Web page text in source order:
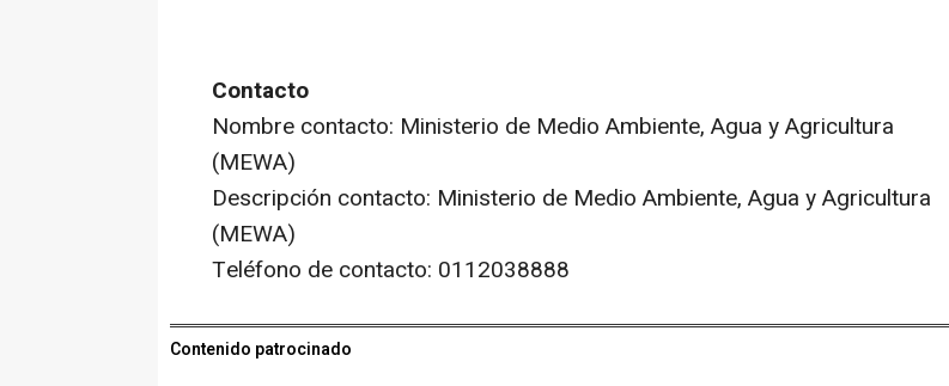
Contacto
Nombre contacto: Ministerio de Medio Ambiente, Agua y Agricultura
(MEWA)
Descripción contacto: Ministerio de Medio Ambiente, Agua y Agricultura
(MEWA)
Teléfono de contacto: 0112038888
Contenido patrocinado